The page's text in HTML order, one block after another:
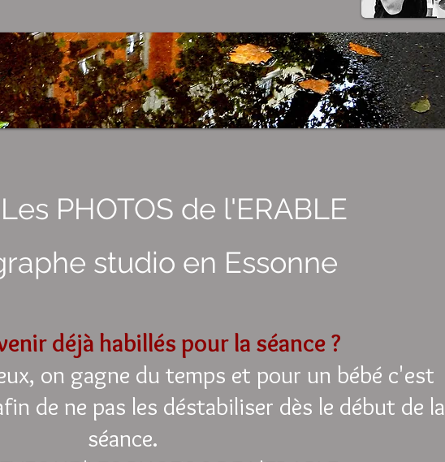
Les PHOTOS de l'ERABLE
studio en Essonne
déjà habillés pour la séance ?
on gagne du temps et pour un bébé c'est
de ne pas les déstabiliser dès le début de la
séance.